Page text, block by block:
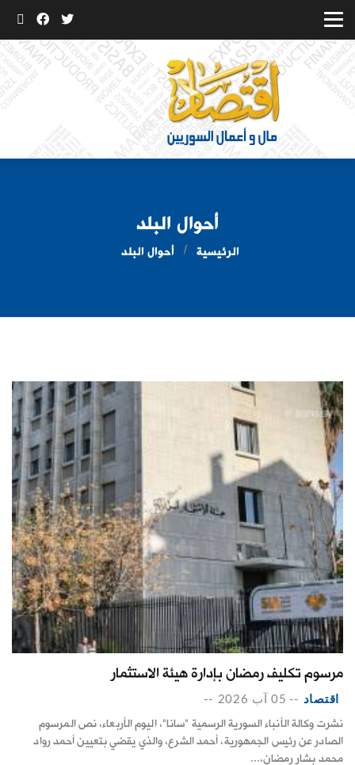
أحوال البلد
الرئيسية أحوال البلد
مرسوم تكليف رمضان بإدارة هيئة الاستثمار
اقتصاد -- 05 آب 2026 --
نشرت وكالة الأنباء السورية الرسمية "سانا"، اليوم الأربعاء، نص المرسوم
الصادر عن رئيس الجمهورية، أحمد الشرع، والذي يقضي بتعيين أحمد رواد
محمد بشار رمضان،...